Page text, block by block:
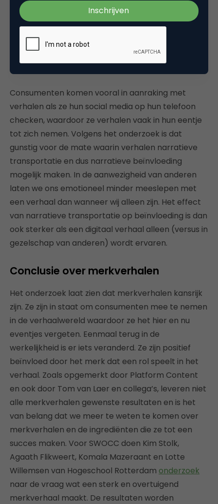
transportatie op beïnvloeding is
sterker als digitaal verhaal
alleen wordt ervaren”
Consumenten komen vooral in aanraking met
verhalen als ze hun social media op hun telefoon
checken, waardoor ze verhalen vaak in hun eentje
tot zich nemen. Volgens het onderzoek is dat
gunstig voor de mate waarin verhalen narratieve
transportatie en dus narratieve beïnvloeding
mogelijk maken. In de aanwezigheid van anderen
laten we ons emotioneel minder meeslepen met
een verhaal dan wanneer wij alleen zijn. Het effect
van narratieve transportatie op beïnvloeding is dan
ook sterker als een digitaal verhaal alleen (versus in
gezelschap van anderen) wordt ervaren.
Conclusie over merkverhalen
Het onderzoek laat zien dat merkverhalen kansrijk
zijn. Ze zijn in staat om consumenten mee te nemen
in de verhaalwereld waardoor ze het hier en nu
eventjes vergeten. Eenmaal terug in de
werkelijkheid is er iets veranderd. Ze zijn positief
beïnvloed door het merk dat een rol speelt in het
verhaal. Zoals opgemerkt door Platform Content
en ook door Tom van Laer en collega’s, leveren niet
alle merkverhalen gewenste resultaten en is het
van belang dat we meer te weten te komen over
merkverhalen en de ingrediënten die ze tot een
succes maken. Voor SWOCC doen Kim Stolk,
Agaath Flikweert, Komala Mazeraant en Lotte
Willemsen van Hogeschool Rotterdam onderzoek
naar de vraag wat een sterk en overtuigend
merkverhaal maakt. De resultaten worden